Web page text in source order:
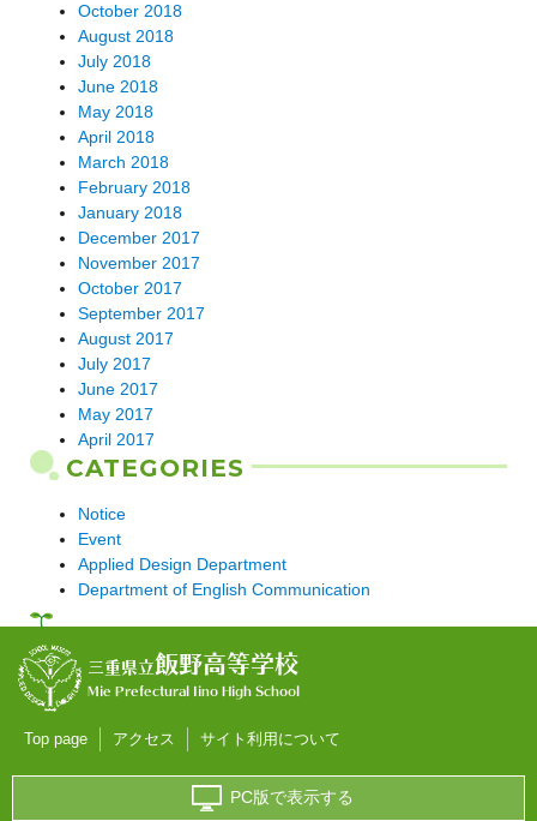
October 2018
August 2018
July 2018
June 2018
May 2018
April 2018
March 2018
February 2018
January 2018
December 2017
November 2017
October 2017
September 2017
August 2017
July 2017
June 2017
May 2017
April 2017
CATEGORIES
Notice
Event
Applied Design Department
Department of English Communication
三重県立飯野高等学校
Mie Prefectural Iino High School
Top page アクセス サイト利用について
PC版で表示する